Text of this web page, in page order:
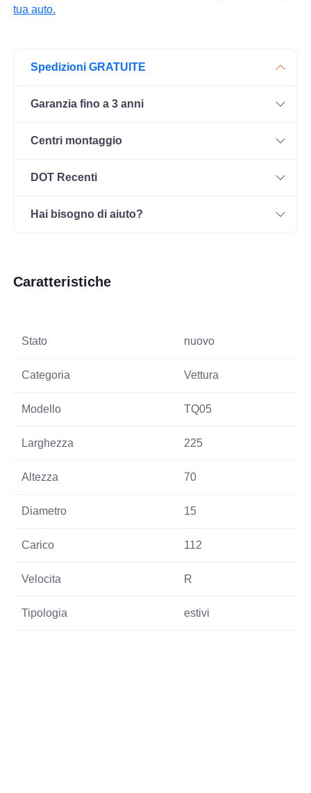
tua auto.
Spedizioni GRATUITE
Garanzia fino a 3 anni
Centri montaggio
DOT Recenti
Hai bisogno di aiuto?
Caratteristiche
Stato nuovo
Categoria Vettura
Modello TQ05
Larghezza 225
Altezza 70
Diametro 15
Carico 112
Velocita R
Tipologia estivi